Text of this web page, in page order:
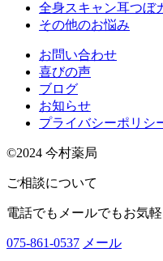
全身スキャン耳つぼ
その他のお悩み
お問い合わせ
喜びの声
ブログ
お知らせ
プライバシーポリ
©2024 今村薬局
ご相談について
電話でもメールでもお気
075-861-0537 メール